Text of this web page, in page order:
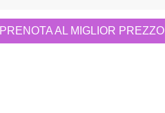
PRENOTA AL MIGLIOR PREZZO